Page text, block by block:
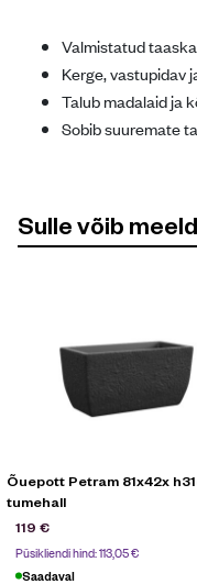
Valmistatud
Kerge, vastupidav
Talub madalaid ja
Sobib suuremate
Sulle võib
Õuepott Petram 81x42x
tumehall
119 €
Püsikliendi hind:113,05€
Saadaval